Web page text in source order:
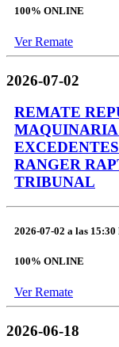
100% ONLINE
Ver Remate
2026-07-02
REMATE
MAQUINARIA
RANGER
TRIBUNAL
2026-07-02 a las 15:30
100% ONLINE
Ver Remate
2026-06-18